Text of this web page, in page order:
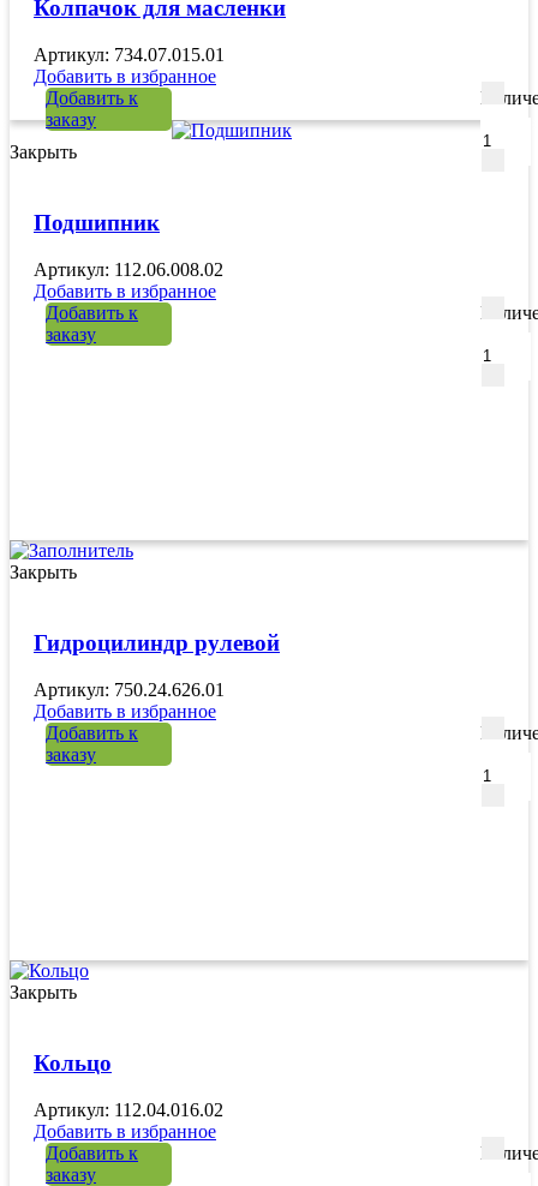
Колпачок для масленки
Артикул: 734.07.015.01
Добавить в избранное
Добавить к
заказу
Закрыть
Подшипник
Артикул: 112.06.008.02
Добавить в избранное
Добавить к
заказу
Закрыть
Гидроцилиндр рулевой
Артикул: 750.24.626.01
Добавить в избранное
Добавить к
заказу
Закрыть
Кольцо
Артикул: 112.04.016.02
Добавить в избранное
Добавить к
заказу